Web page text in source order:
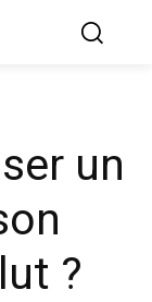
un
?